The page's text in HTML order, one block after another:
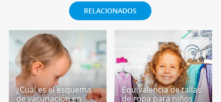
RELACIONADOS
¿Cuál es el esquema
de vacunación en
Equivalencia de tallas
de ropa para niños